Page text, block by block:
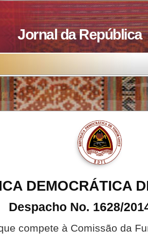
Jornal da República
DEMOCRÁTICA
Despacho No. 1628/
compete à Comissão da